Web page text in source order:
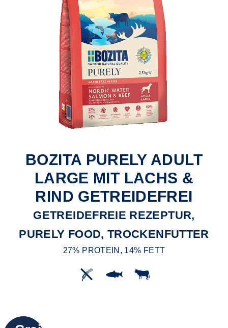
BOZITA PURELY ADULT
LARGE MIT LACHS &
RIND GETREIDEFREI
GETREIDEFREIE REZEPTUR,
PURELY FOOD, TROCKENFUTTER
27% PROTEIN, 14% FETT